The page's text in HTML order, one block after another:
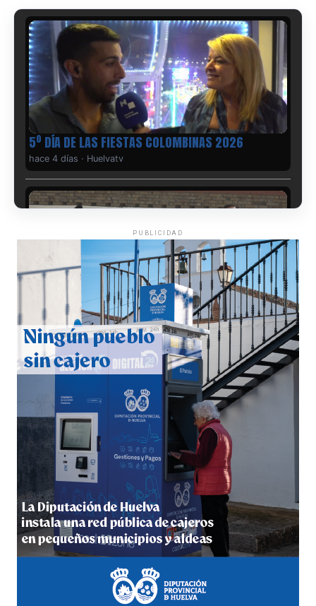
5º DÍA DE LAS FIESTAS COLOMBINAS 2026
hace 4 días · Huelvatv
CUARTA CORRIDA DE LAS FIESTAS COLOMBINAS
2026
hace 4 días·Huelvatv
4º DÍA DE LAS FIESTAS COLOMBINAS 2026
hace 5 días·Huelvatv
PUBLICIDAD